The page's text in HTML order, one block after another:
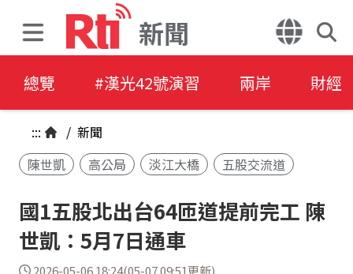
新聞
總覽 #漢光42號演習 兩岸 財經
::: / 新聞
陳世凱
高公局 淡江大橋 五股交流道
國1五股北出台64匝道提前完工 陳
世凱：5月7日通車
2026-05-06 18:24(05-07 09:51更新)